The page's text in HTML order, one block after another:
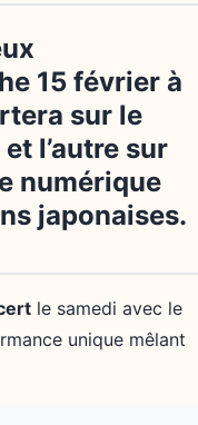
15 février à
sur le
et l’autre sur
numérique
japonaises.
le samedi avec le
unique mêlant